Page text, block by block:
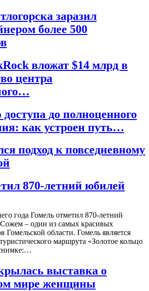
заразил
более 500
вложат $14 млрд в
центра
до полноценного
как устроен путь…
подход к повседневному
870-летний юбилей
года Гомель отметил 870-летний
– один из самых красивых
Гомельской области. Гомель является
маршрута «Золотое кольцо
выставка о
мире женщины